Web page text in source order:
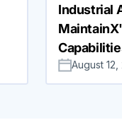
Industrial
August